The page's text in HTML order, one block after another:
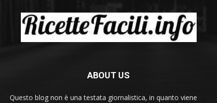
ABOUT US
Questo blog non è una testata giornalistica, in quanto viene